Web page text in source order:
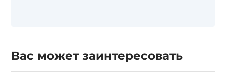
Вас может заинтересовать